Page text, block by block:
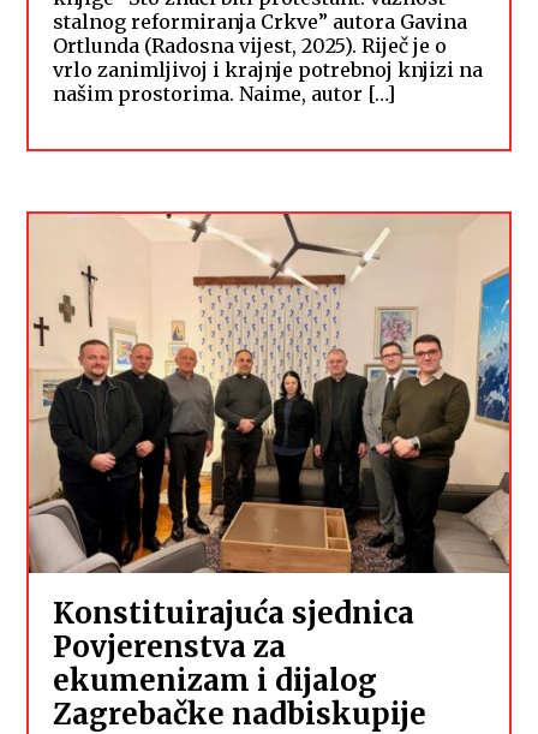
stalnog reformiranja Crkve” autora Gavina
Ortlunda (Radosna vijest, 2025). Riječ je o
vrlo zanimljivoj i krajnje potrebnoj knjizi na
našim prostorima. Naime, autor […]
Konstituirajuća sjednica
Povjerenstva za
ekumenizam i dijalog
Zagrebačke nadbiskupije